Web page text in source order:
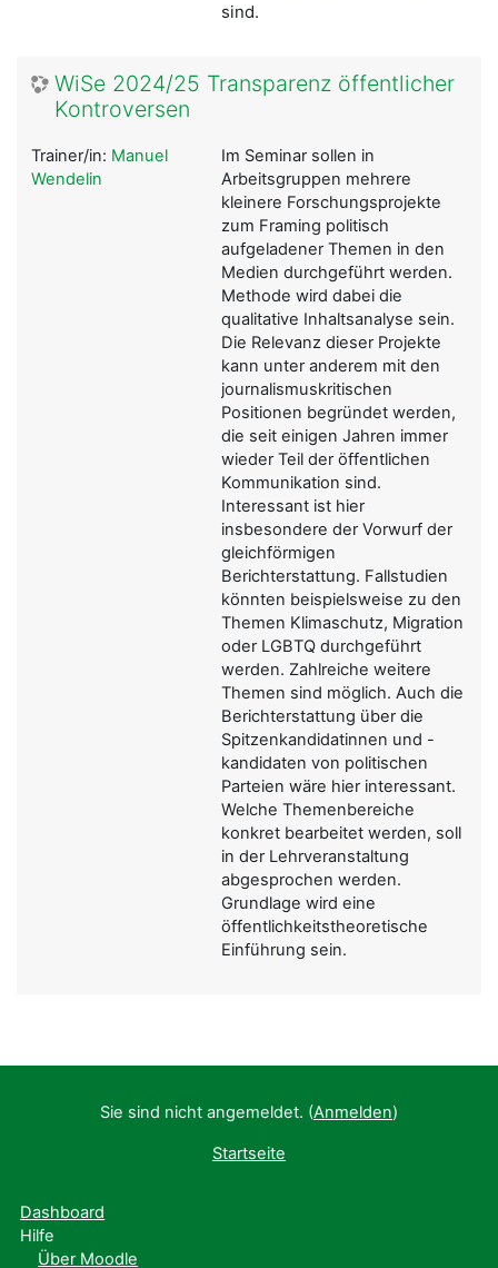
sind.
WiSe 2024/25 Transparenz öffentlicher
Kontroversen
Im Seminar sollen in
Arbeitsgruppen mehrere
kleinere Forschungsprojekte
zum Framing politisch
aufgeladener Themen in den
Medien durchgeführt werden.
Methode wird dabei die
qualitative Inhaltsanalyse sein.
Die Relevanz dieser Projekte
kann unter anderem mit den
journalismuskritischen
Positionen begründet werden,
die seit einigen Jahren immer
wieder Teil der öffentlichen
Kommunikation sind.
Interessant ist hier
insbesondere der Vorwurf der
gleichförmigen
Berichterstattung. Fallstudien
könnten beispielsweise zu den
Themen Klimaschutz, Migration
oder LGBTQ durchgeführt
werden. Zahlreiche weitere
Themen sind möglich. Auch die
Berichterstattung über die
Spitzenkandidatinnen und -
kandidaten von politischen
Parteien wäre hier interessant.
Welche Themenbereiche
konkret bearbeitet werden, soll
in der Lehrveranstaltung
abgesprochen werden.
Grundlage wird eine
öffentlichkeitstheoretische
Einführung sein.
Trainer/in: Manuel
Wendelin
Sie sind nicht angemeldet. (Anmelden)
Startseite
Dashboard
Hilfe
Über Moodle